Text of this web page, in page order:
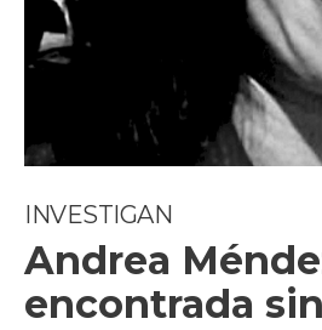
INVESTIGAN
Andrea
encontrada